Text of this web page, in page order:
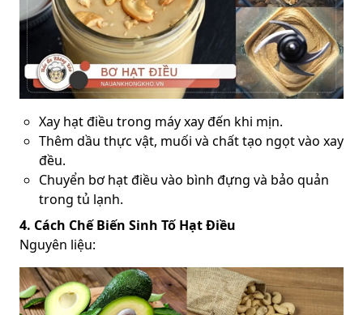
Xay hạt điều trong máy xay đến khi mịn.
Thêm dầu thực vật, muối và chất tạo ngọt vào xay
đều.
Chuyển bơ hạt điều vào bình đựng và bảo quản
trong tủ lạnh.
4. Cách Chế Biến Sinh Tố Hạt Điều
Nguyên liệu: